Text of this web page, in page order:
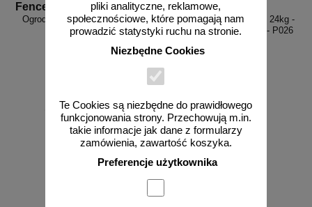
pliki analityczne, reklamowe,
społecznościowe, które pomagają nam
prowadzić statystyki ruchu na stronie.
Niezbędne Cookies
Te Cookies są niezbędne do prawidłowego
funkcjonowania strony. Przechowują m.in.
takie informacje jak dane z formularzy
zamówienia, zawartość koszyka.
Preferencje użytkownika
Fence A3
Ogrodzenie budowlane ażurowe
tymczasowe niskie
od 183,43 zł
149,13 zł netto
do koszyka
PD P026 FR
Podstawa, stopa drogowa - 24kg -
PCV - pod słupki drogowe - P026
od 58,43 zł
47,50 zł netto
do koszyka